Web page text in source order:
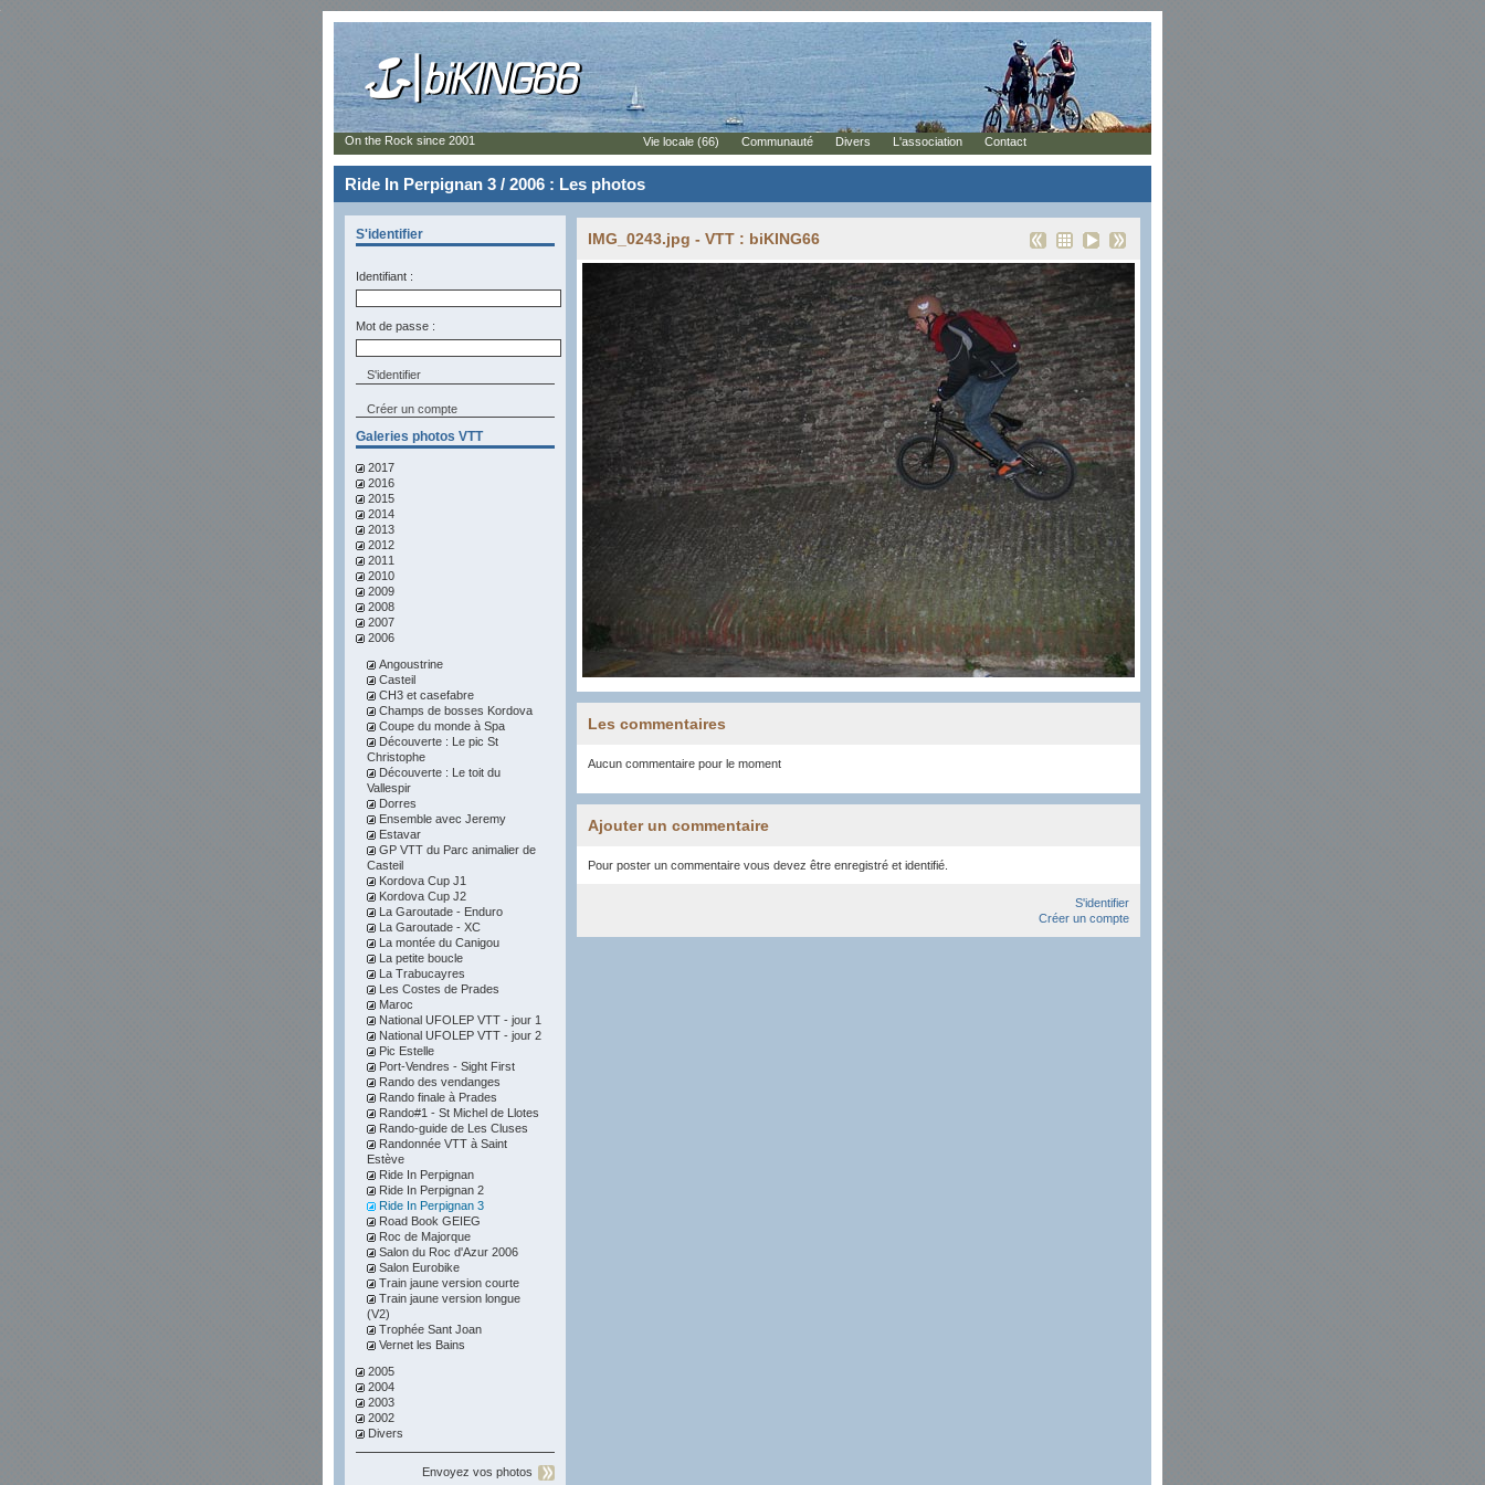
Ride In Perpignan 3 / 2006 : Les photos
S'identifier
Identifiant :
Mot de passe :
Créer un compte
Galeries photos VTT
2017
2016
2015
2014
2013
2012
2011
2010
2009
2008
2007
2006
Angoustrine
Casteil
CH3 et casefabre
Champs de bosses Kordova
Coupe du monde à Spa
Découverte : Le pic St
Christophe
Découverte : Le toit du
Vallespir
Dorres
Ensemble avec Jeremy
Estavar
GP VTT du Parc animalier de
Casteil
Kordova Cup J1
Kordova Cup J2
La Garoutade - Enduro
La Garoutade - XC
La montée du Canigou
La petite boucle
La Trabucayres
Les Costes de Prades
Maroc
National UFOLEP VTT - jour 1
National UFOLEP VTT - jour 2
Pic Estelle
Port-Vendres - Sight First
Rando des vendanges
Rando finale à Prades
Rando#1 - St Michel de Llotes
Rando-guide de Les Cluses
Randonnée VTT à Saint
Estève
Ride In Perpignan
Ride In Perpignan 2
Ride In Perpignan 3
Road Book GEIEG
Roc de Majorque
Salon du Roc d'Azur 2006
Salon Eurobike
Train jaune version courte
Train jaune version longue
(V2)
Trophée Sant Joan
Vernet les Bains
2005
2004
2003
2002
Divers
Envoyez vos photos
IMG_0243.jpg - VTT : biKING66
Les commentaires
Aucun commentaire pour le moment
Ajouter un commentaire
Pour poster un commentaire vous devez être enregistré et identifié.
S'identifier
Créer un compte
On the Rock since 2001 Vie locale (66) Communauté Divers L'association Contact